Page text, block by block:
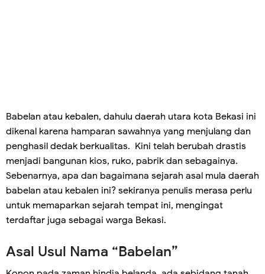
Babelan atau kebalen, dahulu daerah utara kota Bekasi ini
dikenal karena hamparan sawahnya yang menjulang dan
penghasil dedak berkualitas. Kini telah berubah drastis
menjadi bangunan kios, ruko, pabrik dan sebagainya.
Sebenarnya, apa dan bagaimana sejarah asal mula daerah
babelan atau kebalen ini? sekiranya penulis merasa perlu
untuk memaparkan sejarah tempat ini, mengingat
terdaftar juga sebagai warga Bekasi.
Asal Usul Nama “Babelan”